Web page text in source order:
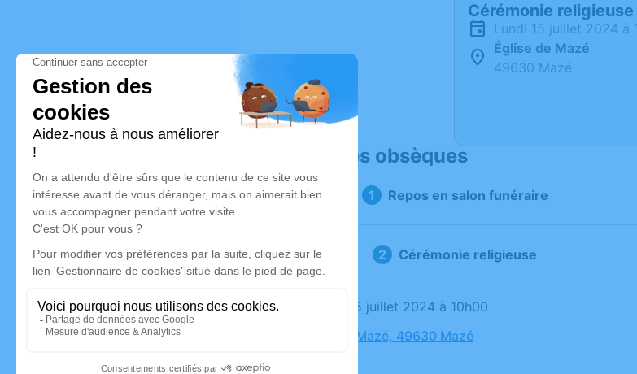
Cérémonie religieuse
lundi 15 juillet 2024 à
Église de Mazé
49630 Mazé
Déroulé des obsèques
Repos en salon funéraire
Cérémonie religieuse
Le lundi 15 juillet 2024 à 10h00
Église de Mazé, 49630 Mazé